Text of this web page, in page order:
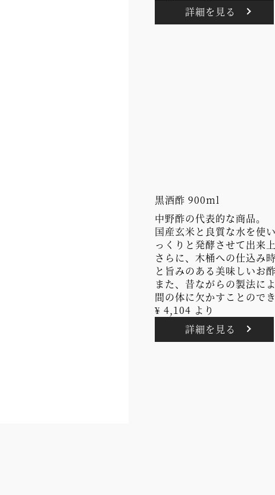
詳細を見る
黒酒酢 900ml
中野酢の代表的な商品。
国産玄米と良質な水を使
っくりと発酵させて出来
さらに、木桶への仕込み
と旨みのある美味しいお
また、昔ながらの製法に
間の体に欠かすことので
¥ 4,104 より
詳細を見る